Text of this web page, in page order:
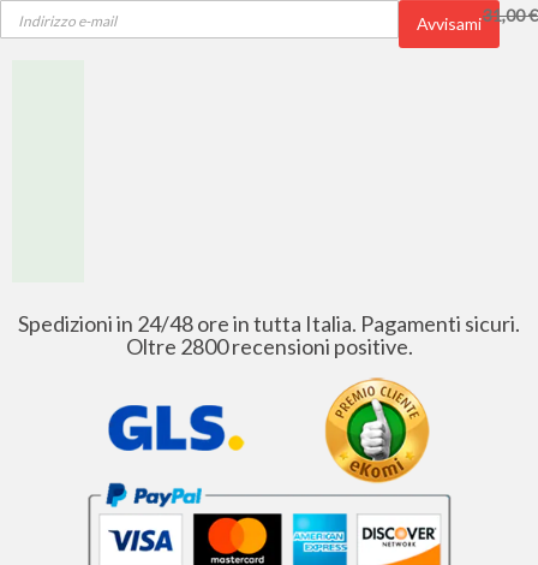
31,00 €
Avvisami
Spedizioni in 24/48 ore in tutta Italia. Pagamenti sicuri.
Oltre 2800 recensioni positive.